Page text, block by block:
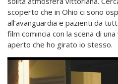
scoperto che in Ohio ci sono
all’avanguardia e pazienti da
film comincia con la scena di
aperto che ho girato io stesso.